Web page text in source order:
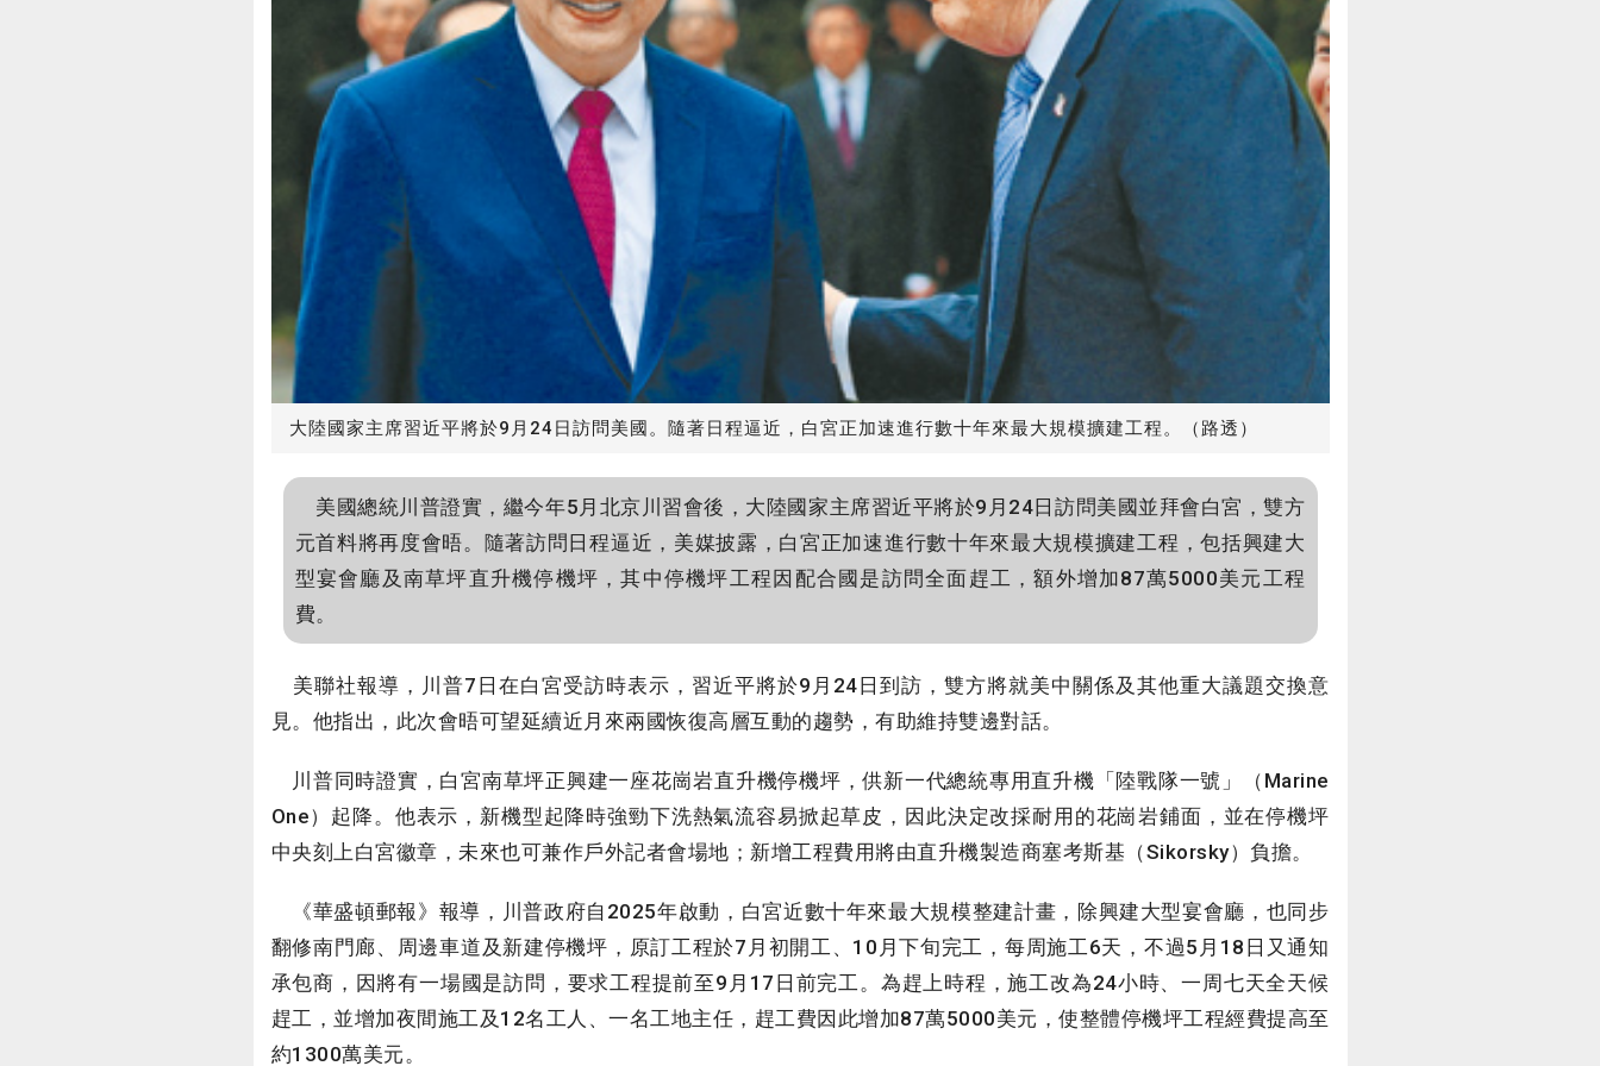
大陸國家主席習近平將於9月24日訪問美國。隨著日程逼近，白宮正加速進行數十年來最大規模擴建工程。（路透）
美國總統川普證實，繼今年5月北京川習會後，大陸國家主席習近平將於9月24日訪問美國並拜會白宮，雙方
元首料將再度會晤。隨著訪問日程逼近，美媒披露，白宮正加速進行數十年來最大規模擴建工程，包括興建大
型宴會廳及南草坪直升機停機坪，其中停機坪工程因配合國是訪問全面趕工，額外增加87萬5000美元工程
費。
美聯社報導，川普7日在白宮受訪時表示，習近平將於9月24日到訪，雙方將就美中關係及其他重大議題交換意
見。他指出，此次會晤可望延續近月來兩國恢復高層互動的趨勢，有助維持雙邊對話。
川普同時證實，白宮南草坪正興建一座花崗岩直升機停機坪，供新一代總統專用直升機「陸戰隊一號」（Marine
One）起降。他表示，新機型起降時強勁下洗熱氣流容易掀起草皮，因此決定改採耐用的花崗岩鋪面，並在停機坪
中央刻上白宮徽章，未來也可兼作戶外記者會場地；新增工程費用將由直升機製造商塞考斯基（Sikorsky）負擔。
《華盛頓郵報》報導，川普政府自2025年啟動，白宮近數十年來最大規模整建計畫，除興建大型宴會廳，也同步
翻修南門廊、周邊車道及新建停機坪，原訂工程於7月初開工、10月下旬完工，每周施工6天，不過5月18日又通知
承包商，因將有一場國是訪問，要求工程提前至9月17日前完工。為趕上時程，施工改為24小時、一周七天全天候
趕工，並增加夜間施工及12名工人、一名工地主任，趕工費因此增加87萬5000美元，使整體停機坪工程經費提高至
約1300萬美元。